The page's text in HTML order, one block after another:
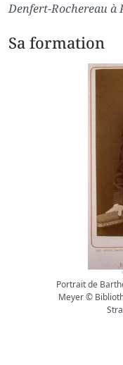
Denfert-Rochereau à
Sa formation
Portrait de
Meyer ©